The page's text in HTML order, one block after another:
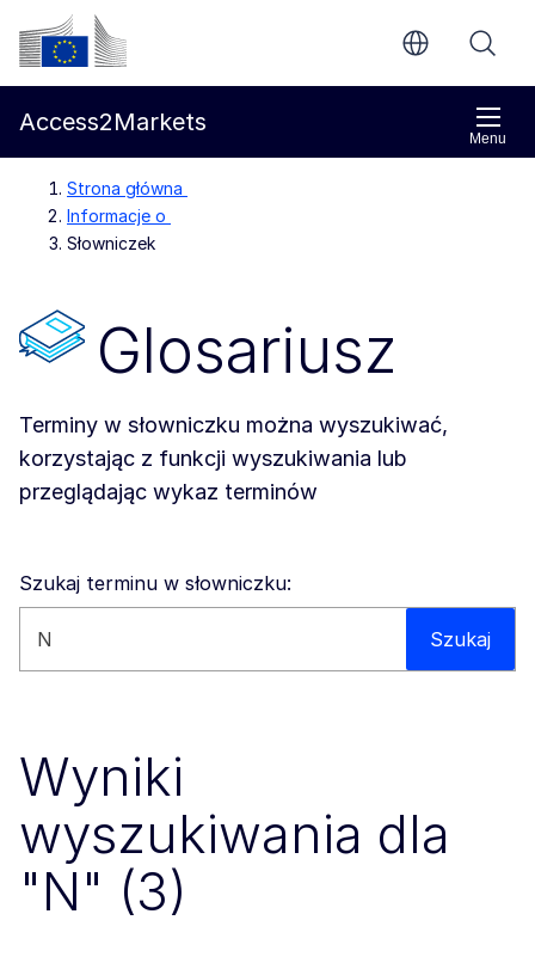
Przejdź do głównej treści
Komisja Europejska
Menu
Access2Markets
Strona główna
Informacje o
Słowniczek
Glosariusz
Terminy w słowniczku można wyszukiwać,
korzystając z funkcji wyszukiwania lub
przeglądając wykaz terminów
Szukaj terminu w słowniczku:
Wyszukaj na tej stronie Szukaj
Wyniki
wyszukiwania dla
"N" (3)